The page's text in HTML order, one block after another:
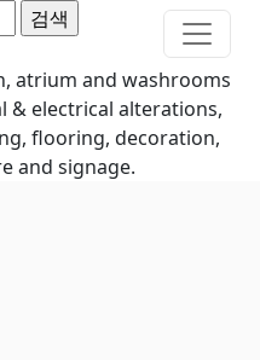
atrium and washrooms
& electrical alterations,
flooring, decoration,
and signage.